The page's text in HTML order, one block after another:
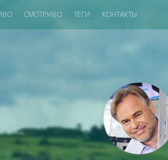
СМОТРИВО ТЕГИ КОНТАКТЫ